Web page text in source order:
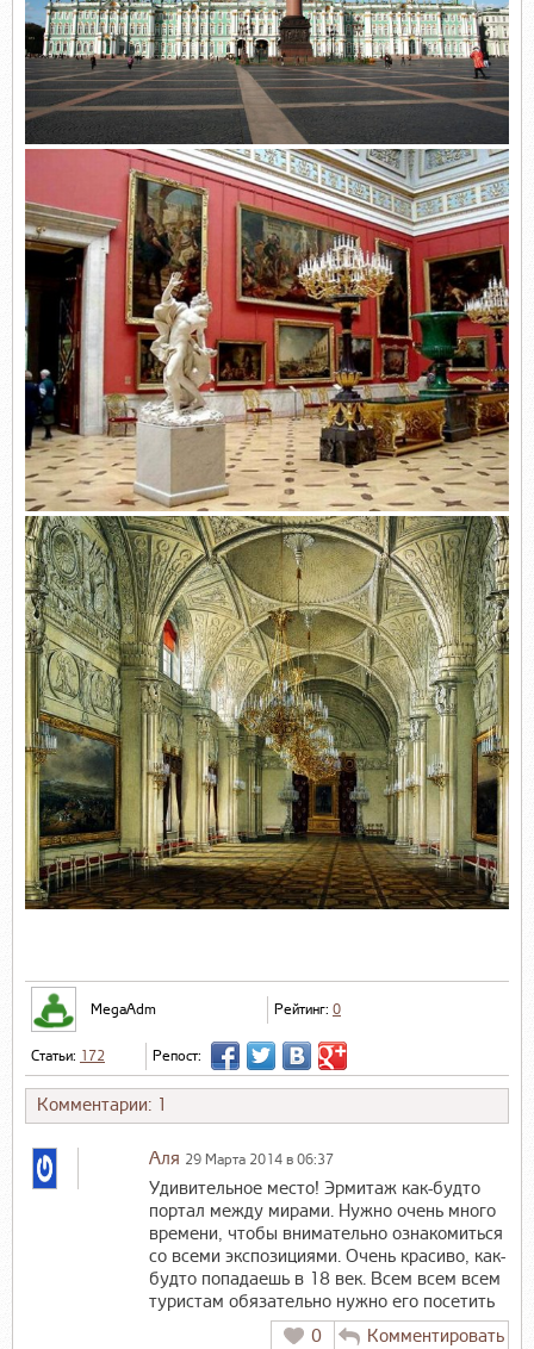
MegaAdm Рейтинг: 0
Статьи: 172 Репост:
Комментарии: 1
Аля 29 Марта 2014 в 06:37
Удивительное место! Эрмитаж как-будто
портал между мирами. Нужно очень много
времени, чтобы внимательно ознакомиться
со всеми экспозициями. Очень красиво, как-
будто попадаешь в 18 век. Всем всем всем
туристам обязательно нужно его посетить
0
Комментировать